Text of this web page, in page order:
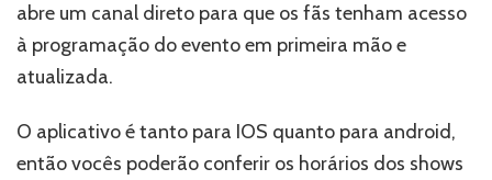
você
precisa
saber!
abre um canal direto para que os fãs tenham acesso
à programação do evento em primeira mão e
atualizada.
O aplicativo é tanto para IOS quanto para android,
então vocês poderão conferir os horários dos shows